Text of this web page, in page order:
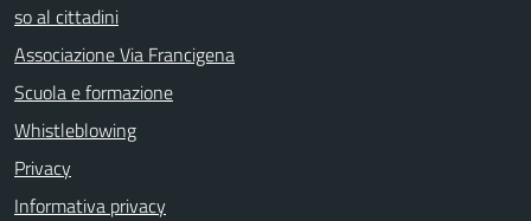
so al cittadini
Associazione Via Francigena
Scuola e formazione
Whistleblowing
Privacy
Informativa privacy